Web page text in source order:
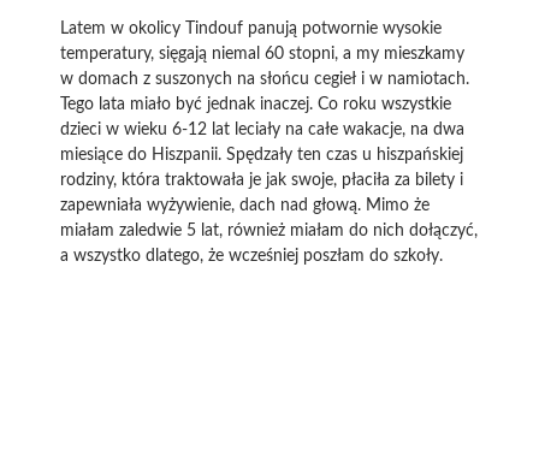
Latem w okolicy Tindouf panują potwornie wysokie
temperatury, sięgają niemal 60 stopni, a my mieszkamy
w domach z suszonych na słońcu cegieł i w namiotach.
Tego lata miało być jednak inaczej. Co roku wszystkie
dzieci w wieku 6-12 lat leciały na całe wakacje, na dwa
miesiące do Hiszpanii. Spędzały ten czas u hiszpańskiej
rodziny, która traktowała je jak swoje, płaciła za bilety i
zapewniała wyżywienie, dach nad głową. Mimo że
miałam zaledwie 5 lat, również miałam do nich dołączyć,
a wszystko dlatego, że wcześniej poszłam do szkoły.